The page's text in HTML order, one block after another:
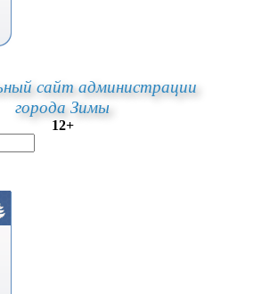
сайт администрации
города Зимы
12+